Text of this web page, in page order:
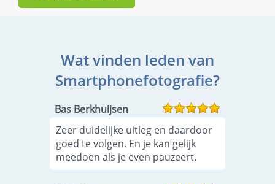
Wat vinden leden van
Smartphonefotografie?
Bas Berkhuijsen
Zeer duidelijke uitleg en daardoor
goed te volgen. En je kan gelijk
meedoen als je even pauzeert.